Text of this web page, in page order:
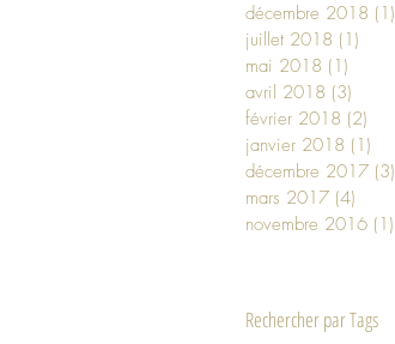
décembre 2018 (1)
juillet 2018 (1)
mai 2018 (1)
avril 2018 (3)
février 2018 (2)
janvier 2018 (1)
décembre 2017 (3)
mars 2017 (4)
novembre 2016 (1)
Rechercher par Tags